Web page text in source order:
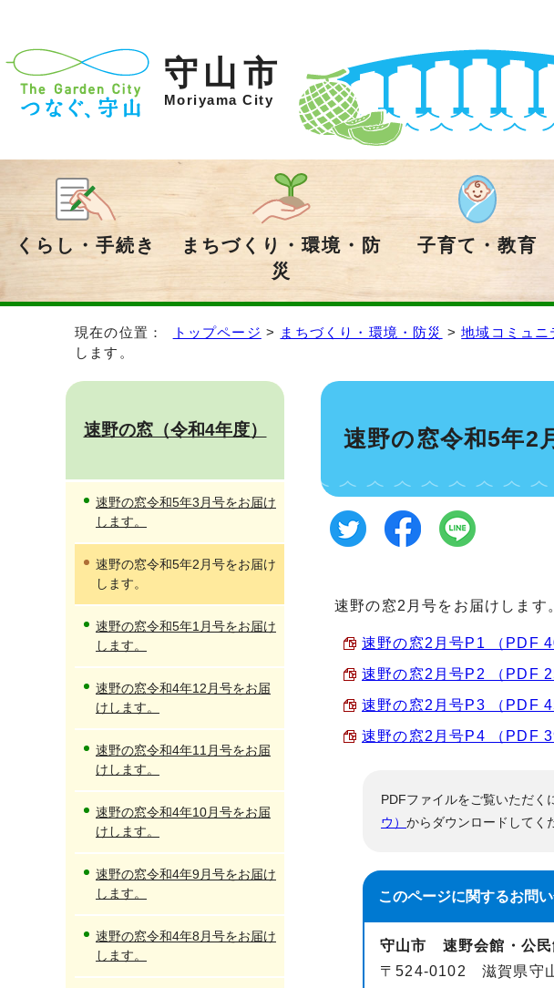
守山市
Moriyama City
くらし・手続き
まちづくり・環境・防
災
子育て・教育
現在の位置： トップページ > まちづくり・環境・防災 >地域コミュニ
します。
速野の窓令和5年2
速野の窓2月号をお届けします
速野の窓2月号P1 （PDF
速野の窓2月号P2 （PDF
速野の窓2月号P3 （PDF
速野の窓2月号P4 （PDF
PDFファイルをご覧いただく
ウ） からダウンロードしてく
このページに関するお問
守山市 速野会館・公民
〒524-0102 滋賀県守
速野の窓（令和4年度）
速野の窓令和5年3月号をお届け
します。
速野の窓令和5年2月号をお届け
します。
速野の窓令和5年1月号をお届け
します。
速野の窓令和4年12月号をお届
けします。
速野の窓令和4年11月号をお届
けします。
速野の窓令和4年10月号をお届
けします。
速野の窓令和4年9月号をお届け
します。
速野の窓令和4年8月号をお届け
します。